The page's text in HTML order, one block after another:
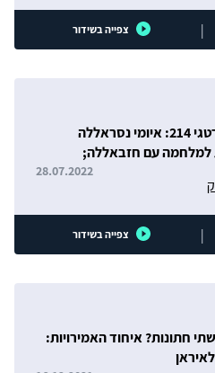
| צפייה בשידור
פודקאסטרטגי 214: איומי נסראללה
למלחמה עם חזבאללה;
עזה ומשבר האקלים
28.07.2022
| צפייה בשידור
חתונות? איחוד האמירויות: